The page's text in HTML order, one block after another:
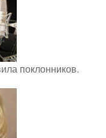
поклонников.